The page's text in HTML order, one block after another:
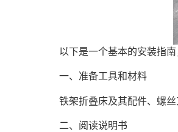
以下是一个基本的安装指南
一、准备工具和材料
铁架折叠床及其配件、螺丝
二、阅读说明书